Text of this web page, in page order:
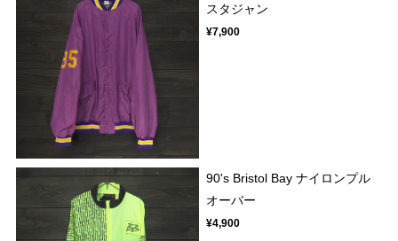
スタジャン
¥7,900
90's Bristol Bay ナイロンプル
オーバー
¥4,900